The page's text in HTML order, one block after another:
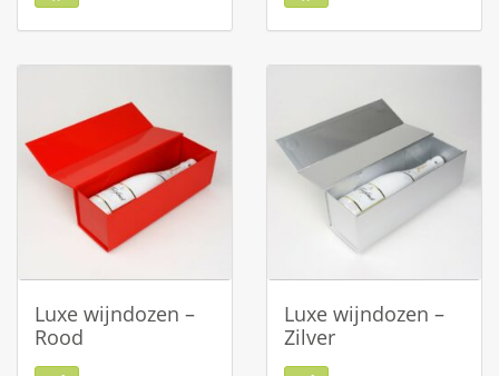
Luxe wijndozen –
Rood
Luxe wijndozen –
Zilver